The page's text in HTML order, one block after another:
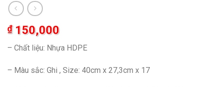
₫150,000
– Chất liệu: Nhựa HDPE
– Màu sắc: Ghi , Size: 40cm x 27,3cm x 17